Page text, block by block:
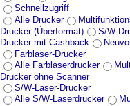
Schnellzugriff
Alle Drucker
Drucker (Überformat)
S/W-
Drucker mit Cashback
Farblaser-Drucker
Alle Farblaserdrucker
Drucker ohne Scanner
S/W-Laser-Drucker
Alle S/W-Laserdrucker